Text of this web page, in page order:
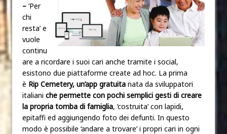
– ‘Per
chi
resta’ e
vuole
continu
are a ricordare i suoi cari anche tramite i social,
esistono due piattaforme create ad hoc. La prima
è Rip Cemetery, un’app gratuita nata da sviluppatori
italiani che permette con pochi semplici gesti di creare
la propria tomba di famiglia, ‘costruita’ con lapidi,
epitaffi ed aggiungendo foto dei defunti. In questo
modo è possibile ‘andare a trovare’ i propri cari in ogni